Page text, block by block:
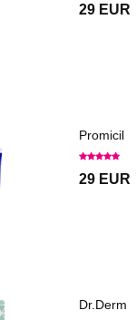
29 EUR
Promicil
29 EUR
Dr.Derm